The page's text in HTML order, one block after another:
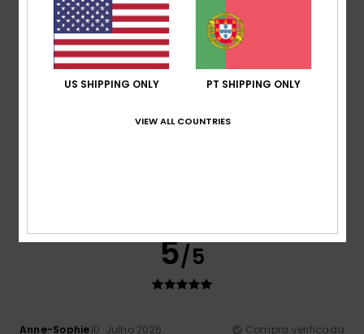
5
5/5
Anne-Sophie10. Julho 2026
Compra verificada
US SHIPPING ONLY PT SHIPPING ONLY
VIEW ALL COUNTRIES